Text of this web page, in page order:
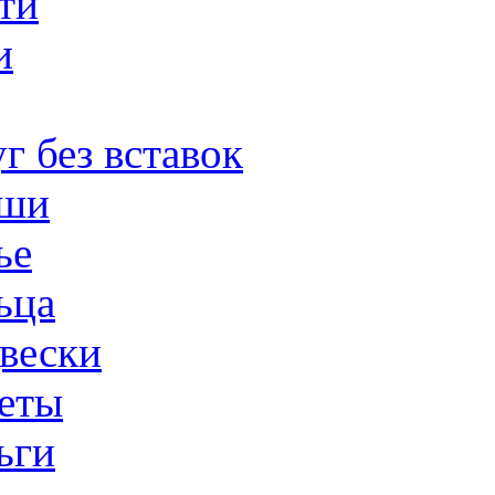
без вставок